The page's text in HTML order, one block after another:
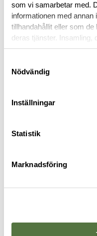
som vi samarbetar med.
informationen med
tillhandahållit eller som
deras tjänster. Insamling,
personuppgifter kan
Nödvändig
Inställningar
Statistik
Marknadsföring
VAPENLAMPOR
SUREFIRE
90K/100K Candela Tan